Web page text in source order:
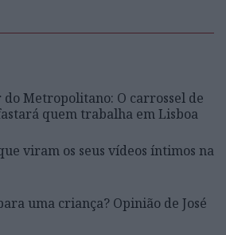
Metropolitano: O carrossel de
quem trabalha em Lisboa
viram os seus vídeos íntimos na
uma criança? Opinião de José